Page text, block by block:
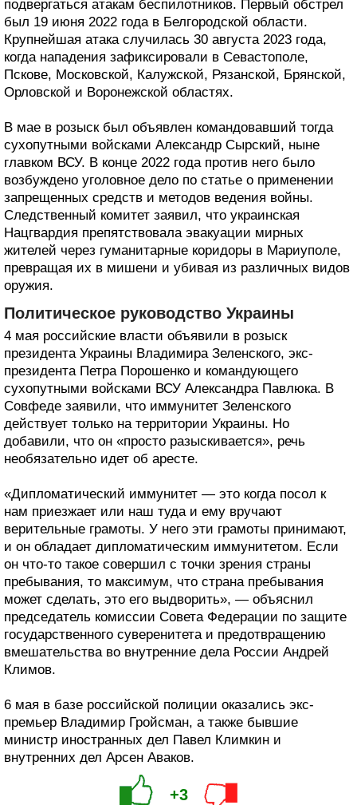
подвергаться атакам беспилотников. Первый обстрел
был 19 июня 2022 года в Белгородской области.
Крупнейшая атака случилась 30 августа 2023 года,
когда нападения зафиксировали в Севастополе,
Пскове, Московской, Калужской, Рязанской, Брянской,
Орловской и Воронежской областях.
В мае в розыск был объявлен командовавший тогда
сухопутными войсками Александр Сырский, ныне
главком ВСУ. В конце 2022 года против него было
возбуждено уголовное дело по статье о применении
запрещенных средств и методов ведения войны.
Следственный комитет заявил, что украинская
Нацгвардия препятствовала эвакуации мирных
жителей через гуманитарные коридоры в Мариуполе,
превращая их в мишени и убивая из различных видов
оружия.
Политическое руководство Украины
4 мая российские власти объявили в розыск
президента Украины Владимира Зеленского, экс-
президента Петра Порошенко и командующего
сухопутными войсками ВСУ Александра Павлюка. В
Совфеде заявили, что иммунитет Зеленского
действует только на территории Украины. Но
добавили, что он «просто разыскивается», речь
необязательно идет об аресте.
«Дипломатический иммунитет — это когда посол к
нам приезжает или наш туда и ему вручают
верительные грамоты. У него эти грамоты принимают,
и он обладает дипломатическим иммунитетом. Если
он что-то такое совершил с точки зрения страны
пребывания, то максимум, что страна пребывания
может сделать, это его выдворить», — объяснил
председатель комиссии Совета Федерации по защите
государственного суверенитета и предотвращению
вмешательства во внутренние дела России Андрей
Климов.
6 мая в базе российской полиции оказались экс-
премьер Владимир Гройсман, а также бывшие
министр иностранных дел Павел Климкин и
внутренних дел Арсен Аваков.
+3